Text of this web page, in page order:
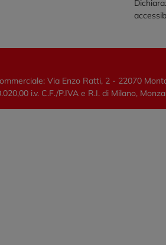
Via Enzo Ratti, 2 - 22070
i.v. C.F./P.IVA e R.I. di Milano,